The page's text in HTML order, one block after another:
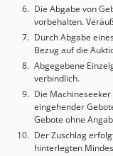
Die Abgabe von
vorbehalten.
Durch Abgabe
Bezug auf die
Abgegebene
verbindlich.
Die
eingehender
Gebote ohne
Der Zuschlag
hinterlegten